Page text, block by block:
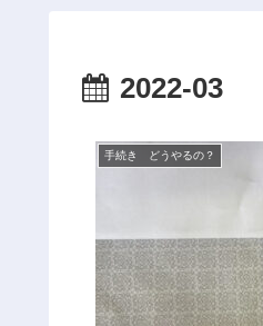
2022-03
手続き どうやるの？